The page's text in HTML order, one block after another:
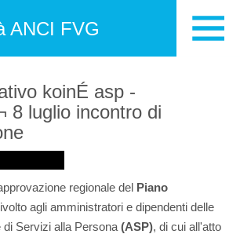
ANCI FVG
koinÉ asp -
8 luglio incontro di
regionale del Piano
agli amministratori e dipendenti delle
Servizi alla Persona (ASP), di cui all'atto